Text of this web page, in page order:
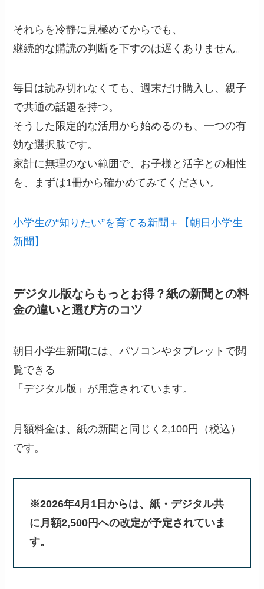
それらを冷静に見極めてからでも、
継続的な購読の判断を下すのは遅くありません。
毎日は読み切れなくても、週末だけ購入し、親子
で共通の話題を持つ。
そうした限定的な活用から始めるのも、一つの有
効な選択肢です。
家計に無理のない範囲で、お子様と活字との相性
を、まずは1冊から確かめてみてください。
小学生の“知りたい”を育てる新聞＋【朝日小学生
新聞】
デジタル版ならもっとお得？紙の新聞との料
金の違いと選び方のコツ
朝日小学生新聞には、パソコンやタブレットで閲
覧できる
「デジタル版」が用意されています。
月額料金は、紙の新聞と同じく2,100円（税込）
です。
※2026年4月1日からは、紙・デジタル共
に月額2,500円への改定が予定されていま
す。